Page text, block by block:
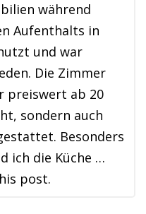
während
Aufenthalts in
und war
Die Zimmer
preiswert ab 20
sondern auch
Besonders
ich die Küche …
post.